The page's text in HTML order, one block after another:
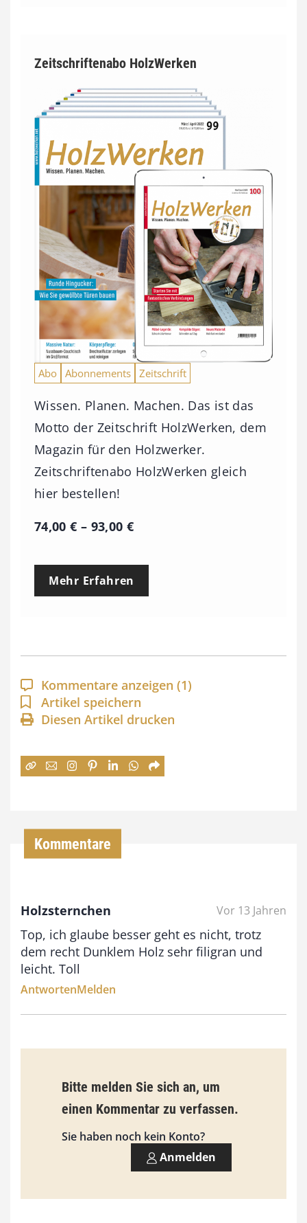
Zeitschriftenabo HolzWerken
Abo Abonnements Zeitschrift
Wissen. Planen. Machen. Das ist das
Motto der Zeitschrift HolzWerken, dem
Magazin für den Holzwerker.
Zeitschriftenabo HolzWerken gleich
hier bestellen!
74,00€ – 93,00 €P
e
p
a
n
n
:
b
,
0
€
Mehr Erfahren
Kommentare anzeigen (1)
Artikel speichern
Diesen Artikel drucken
Kommentare
Holzsternchen Vor 13 Jahren
Top, ich glaube besser geht es nicht, trotz
dem recht Dunklem Holz sehr filigran und
leicht. Toll
AntwortenMelden
Bitte melden Sie sich an, um
einen Kommentar zu verfassen.
Sie haben noch kein Konto?
Anmelden